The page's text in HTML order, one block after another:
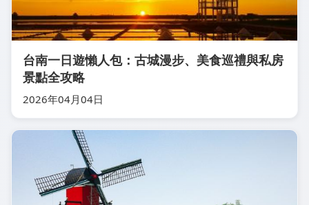
台南一日遊懶人包：古城漫步、美食巡禮與私房
景點全攻略
2026年04月04日